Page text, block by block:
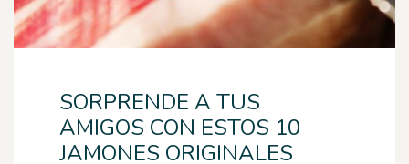
SORPRENDE A TUS
AMIGOS CON ESTOS 10
JAMONES ORIGINALES